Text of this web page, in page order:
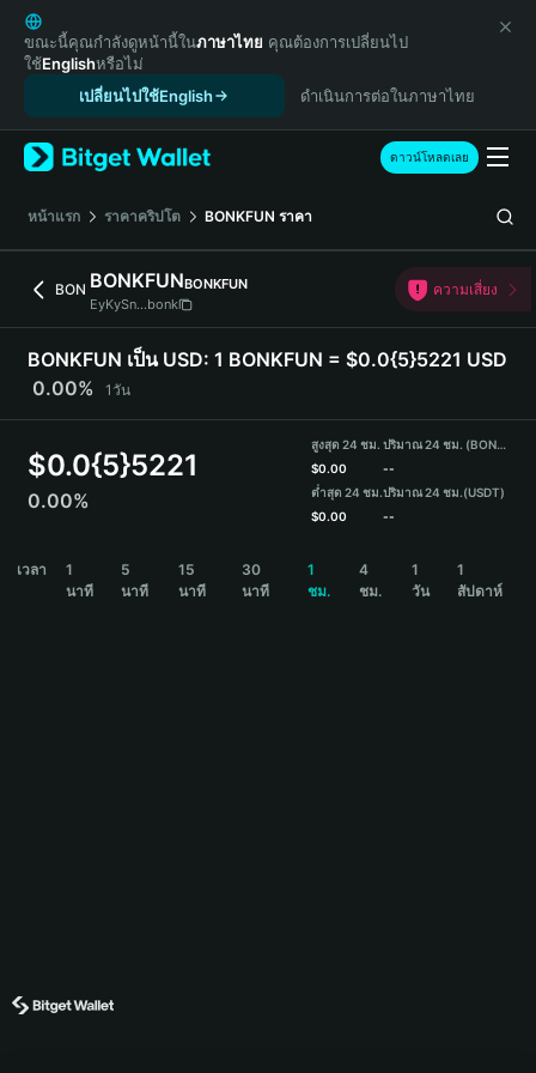
English
日本語
Tiếng Việt
Español (Latinoamérica)
Türkçe
Français
Deutsch
繁體中文
Português (Portugal)
Bahasa Indonesia
ภาษาไทย
हिन्दी
Español
Português (Brasil)
ขณะนี้คุณกำลังดูหน้านี้ในภาษาไทย คุณต้องการเปลี่ยนไป
ใช้Englishหรือไม่
เปลี่ยนไปใช้English
ดำเนินการต่อในภาษาไทย
ดาวน์โหลดเลย
หน้าแรก ราคาคริปโต BONKFUN ราคา
BON BONKFUNBONKFUN
EyKySn...bonk
ความเสี่ยง
BONKFUN เป็น USD: 1 BONKFUN = $0.0{5}5221 USD
0.00%
1วัน
$0.0{5}5221
0.00%
สูงสุด 24 ชม.
$0.00
ต่ำสุด 24 ชม.
$0.00
ปริมาณ 24 ชม. (BONKFUN)
--
ปริมาณ 24 ชม.(USDT)
--
เวลา
1
นาที
5
นาที
15
นาที
30
นาที
1
ชม.
4
ชม.
1
วัน
1
สัปดาห์